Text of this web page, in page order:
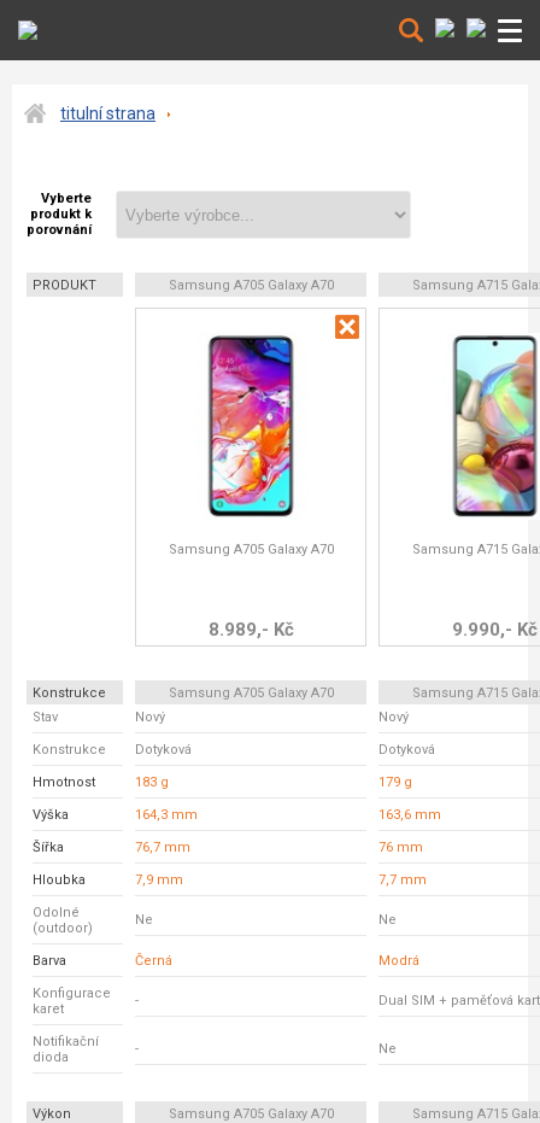
titulní strana
Vyberte
produkt k
porovnání
PRODUKT Samsung A705 Galaxy A70 Samsung A715
Samsung A705 Galaxy A70
8.989,- Kč
Samsung A715
9.990,- Kč
Konstrukce Samsung A705 Galaxy A70
Samsung A715
Stav
Nový Nový
Konstrukce Dotyková Dotyková
Hmotnost 183 g 179 g
Výška 164,3 mm 163,6 mm
Šířka 76,7 mm 76 mm
Hloubka 7,9 mm 7,7 mm
Odolné
(outdoor)
Ne Ne
Barva Černá Modrá
Konfigurace
karet
- Dual SIM + paměťová
Notifikační
dioda
- Ne
Výkon Samsung A705 Galaxy A70
Samsung A715